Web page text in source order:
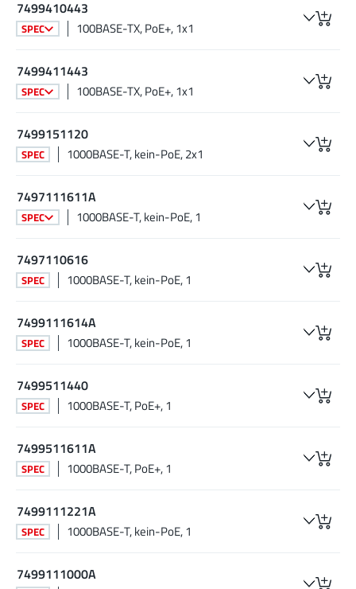
7499410443
SPEC 100BASE-TX, PoE+, 1x1
7499411443
SPEC 100BASE-TX, PoE+, 1x1
7499151120
SPEC 1000BASE-T, kein-PoE, 2x1
7497111611A
SPEC 1000BASE-T, kein-PoE, 1
7497110616
SPEC 1000BASE-T, kein-PoE, 1
7499111614A
SPEC 1000BASE-T, kein-PoE, 1
7499511440
SPEC 1000BASE-T, PoE+, 1
7499511611A
SPEC 1000BASE-T, PoE+, 1
7499111221A
SPEC 1000BASE-T, kein-PoE, 1
7499111000A